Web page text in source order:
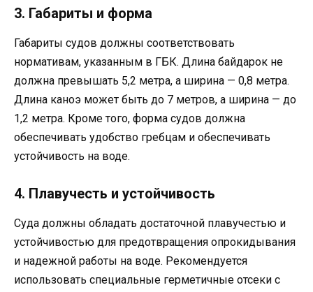
3. Габариты и форма
Габариты судов должны соответствовать
нормативам, указанным в ГБК. Длина байдарок не
должна превышать 5,2 метра, а ширина — 0,8 метра.
Длина каноэ может быть до 7 метров, а ширина — до
1,2 метра. Кроме того, форма судов должна
обеспечивать удобство гребцам и обеспечивать
устойчивость на воде.
4. Плавучесть и устойчивость
Суда должны обладать достаточной плавучестью и
устойчивостью для предотвращения опрокидывания
и надежной работы на воде. Рекомендуется
использовать специальные герметичные отсеки с